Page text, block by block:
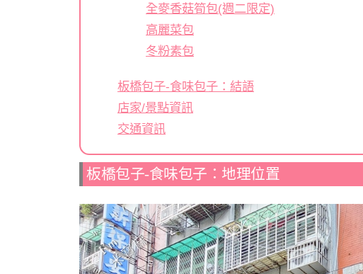
全麥香菇筍包(週二限定)
高麗菜包
冬粉素包
板橋包子-食味包子：結語
店家/景點資訊
交通資訊
板橋包子-食味包子：地理位置